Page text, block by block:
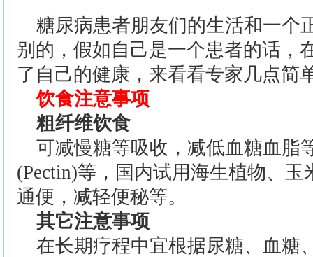
糖尿病患者朋友们的生活和一个
别的，假如自己是一个患者的话，
了自己的健康，来看看专家几点简
饮食注意事项
粗纤维饮食
可减慢糖等吸收，减低血糖血脂
(Pectin)等，国内试用海生植物、
通便，减轻便秘等。
其它注意事项
在长期疗程中宜根据尿糖、血糖